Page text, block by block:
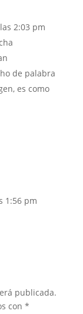
2:03 pm
de palabra
es como
1:56 pm
publicada.
con *